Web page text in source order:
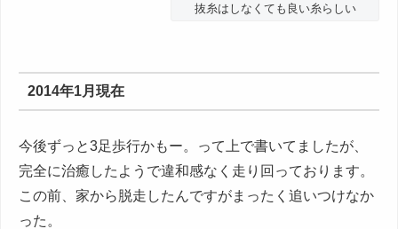
抜糸はしなくても良い糸らしい
2014年1月現在
今後ずっと3足歩行かもー。って上で書いてましたが、
完全に治癒したようで違和感なく走り回っております。
この前、家から脱走したんですがまったく追いつけなか
った。